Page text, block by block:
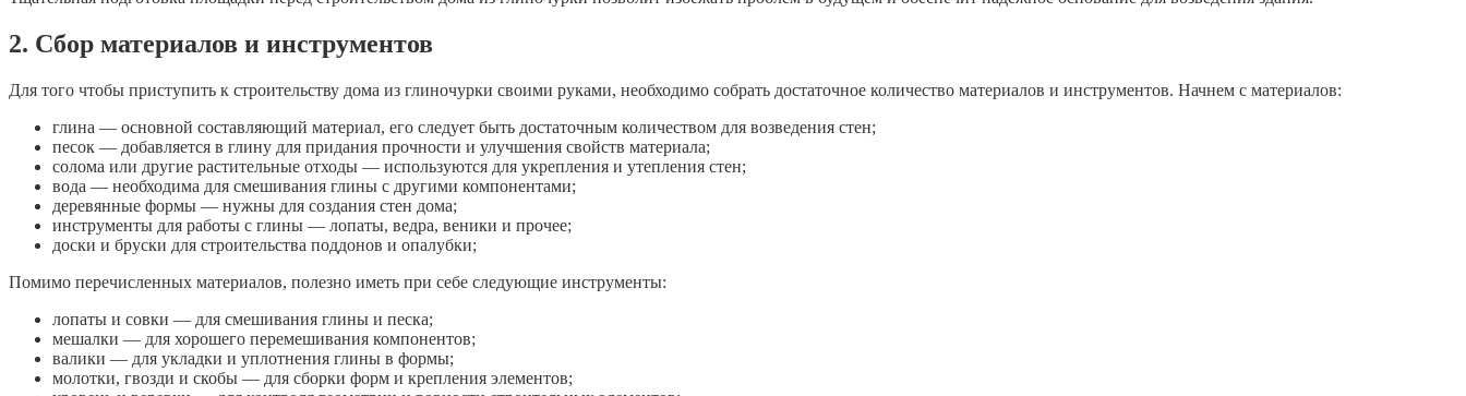
2. Сбор материалов и инструментов
Для того чтобы приступить к строительству дома из глиночурки своими руками, необходимо собрать достаточное количество материалов и инструментов. Начнем с материалов:
глина — основной составляющий материал, его следует быть достаточным количеством для возведения стен;
песок — добавляется в глину для придания прочности и улучшения свойств материала;
солома или другие растительные отходы — используются для укрепления и утепления стен;
вода — необходима для смешивания глины с другими компонентами;
деревянные формы — нужны для создания стен дома;
инструменты для работы с глины — лопаты, ведра, веники и прочее;
доски и бруски для строительства поддонов и опалубки;
Помимо перечисленных материалов, полезно иметь при себе следующие инструменты:
лопаты и совки — для смешивания глины и песка;
мешалки — для хорошего перемешивания компонентов;
валики — для укладки и уплотнения глины в формы;
молотки, гвозди и скобы — для сборки форм и крепления элементов;